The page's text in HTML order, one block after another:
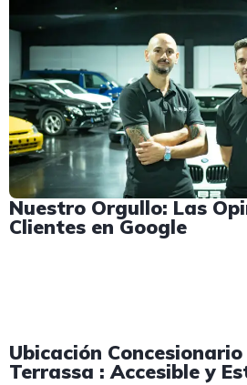
Nuestro Orgullo: Las
Clientes en Google
Ubicación
Terrassa : Accesible y